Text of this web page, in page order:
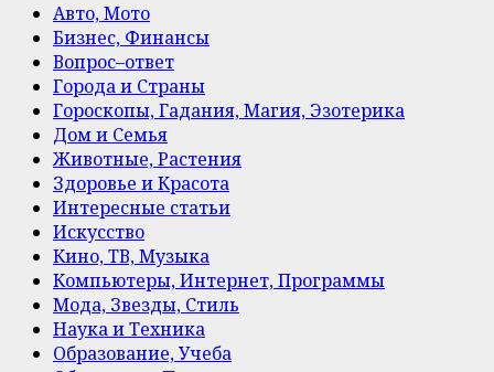
Авто, Мото
Бизнес, Финансы
Вопрос–ответ
Города и Страны
Гороскопы, Гадания, Магия, Эзотерика
Дом и Семья
Животные, Растения
Здоровье и Красота
Интересные статьи
Искусство
Кино, ТВ, Музыка
Компьютеры, Интернет, Программы
Мода, Звезды, Стиль
Наука и Техника
Образование, Учеба